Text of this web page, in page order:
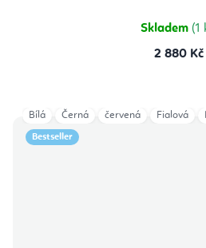
Skladem (1
2 880 Kč
Bestseller
Bílá Černá červená Fialová